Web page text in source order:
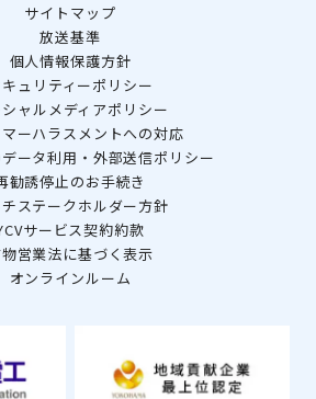
サイトマップ
放送基準
個人情報保護方針
ュリティーポリシー
ャルメディアポリシー
ーハラスメントへの対応
ータ利用・外部送信ポリシー
勧誘停止のお手続き
ステークホルダー方針
サービス契約約款
営業法に基づく表示
オンラインルーム